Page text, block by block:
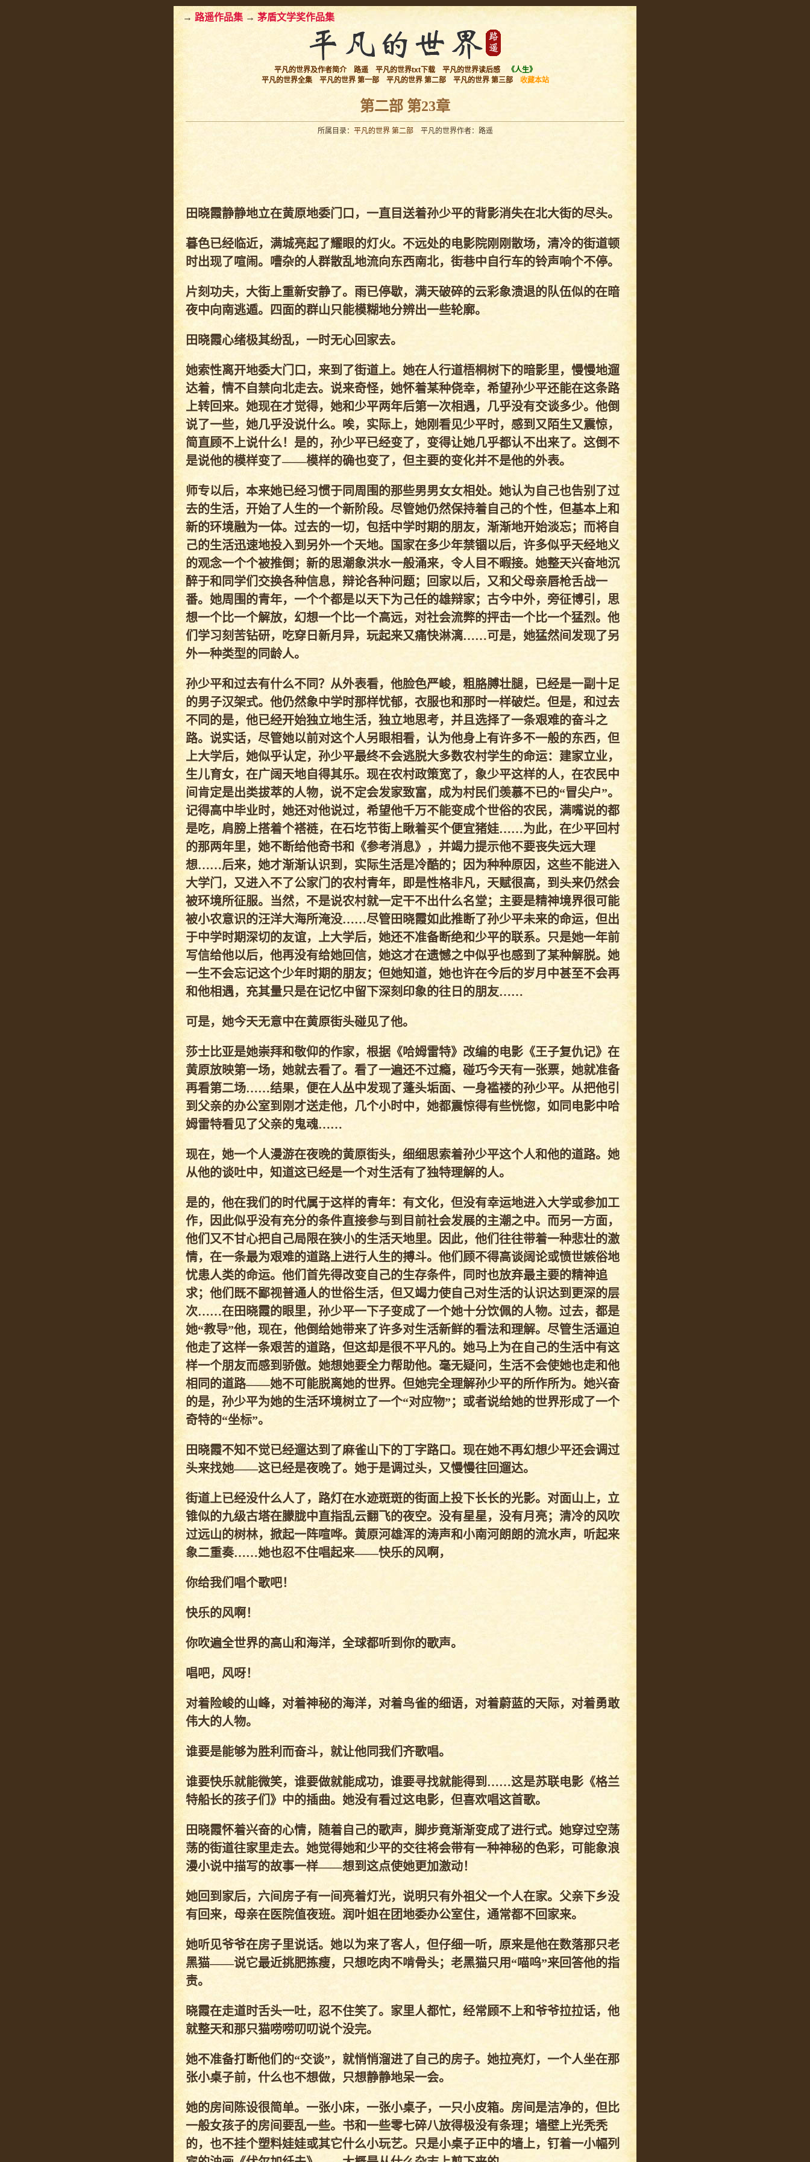
→ 路遥作品集 →茅盾文学奖作品集
平凡的世界及作者简介 路遥 平凡的世界txt下载 平凡的世界读后感
《人生》
平凡的世界全集
平凡的世界 第一部 平凡的世界 第二部 平凡的世界 第三部 收藏本站
第二部 第23章
所属目录： 平凡的世界 第二部平凡的世界作者：路遥
田晓霞静静地立在黄原地委门口，一直目送着孙少平的背影消失在北大街的尽头。
暮色已经临近，满城亮起了耀眼的灯火。不远处的电影院刚刚散场，清冷的街道顿
时出现了喧闹。嘈杂的人群散乱地流向东西南北，街巷中自行车的铃声响个不停。
片刻功夫，大街上重新安静了。雨已停歇，满天破碎的云彩象溃退的队伍似的在暗
夜中向南逃遁。四面的群山只能模糊地分辨出一些轮廓。
田晓霞心绪极其纷乱，一时无心回家去。
她索性离开地委大门口，来到了街道上。她在人行道梧桐树下的暗影里，慢慢地遛
达着，情不自禁向北走去。说来奇怪，她怀着某种侥幸，希望孙少平还能在这条路
上转回来。她现在才觉得，她和少平两年后第一次相遇，几乎没有交谈多少。他倒
说了一些，她几乎没说什么。唉，实际上，她刚看见少平时，感到又陌生又震惊，
简直顾不上说什么！是的，孙少平已经变了，变得让她几乎都认不出来了。这倒不
是说他的模样变了——模样的确也变了，但主要的变化并不是他的外表。
师专以后，本来她已经习惯于同周围的那些男男女女相处。她认为自己也告别了过
去的生活，开始了人生的一个新阶段。尽管她仍然保持着自己的个性，但基本上和
新的环境融为一体。过去的一切，包括中学时期的朋友，渐渐地开始淡忘；而将自
己的生活迅速地投入到另外一个天地。国家在多少年禁锢以后，许多似乎天经地义
的观念一个个被推倒；新的思潮象洪水一般涌来，令人目不暇接。她整天兴奋地沉
醉于和同学们交换各种信息，辩论各种问题；回家以后，又和父母亲唇枪舌战一
番。她周围的青年，一个个都是以天下为己任的雄辩家；古今中外，旁征博引，思
想一个比一个解放，幻想一个比一个高远，对社会流弊的抨击一个比一个猛烈。他
们学习刻苦钻研，吃穿日新月异，玩起来又痛快淋漓……可是，她猛然间发现了另
外一种类型的同龄人。
孙少平和过去有什么不同？从外表看，他脸色严峻，粗胳膊壮腿，已经是一副十足
的男子汉架式。他仍然象中学时那样忧郁，衣服也和那时一样破烂。但是，和过去
不同的是，他已经开始独立地生活，独立地思考，并且选择了一条艰难的奋斗之
路。说实话，尽管她以前对这个人另眼相看，认为他身上有许多不一般的东西，但
上大学后，她似乎认定，孙少平最终不会逃脱大多数农村学生的命运：建家立业，
生儿育女，在广阔天地自得其乐。现在农村政策宽了，象少平这样的人，在农民中
间肯定是出类拔萃的人物，说不定会发家致富，成为村民们羡慕不已的“冒尖户”。
记得高中毕业时，她还对他说过，希望他千万不能变成个世俗的农民，满嘴说的都
是吃，肩膀上搭着个褡裢，在石圪节街上瞅着买个便宜猪娃……为此，在少平回村
的那两年里，她不断给他奇书和《参考消息》，并竭力提示他不要丧失远大理
想……后来，她才渐渐认识到，实际生活是冷酷的；因为种种原因，这些不能进入
大学门，又进入不了公家门的农村青年，即是性格非凡，天赋很高，到头来仍然会
被环境所征服。当然，不是说农村就一定干不出什么名堂；主要是精神境界很可能
被小农意识的汪洋大海所淹没……尽管田晓霞如此推断了孙少平未来的命运，但出
于中学时期深切的友谊，上大学后，她还不准备断绝和少平的联系。只是她一年前
写信给他以后，他再没有给她回信，她这才在遗憾之中似乎也感到了某种解脱。她
一生不会忘记这个少年时期的朋友；但她知道，她也许在今后的岁月中甚至不会再
和他相遇，充其量只是在记忆中留下深刻印象的往日的朋友……
可是，她今天无意中在黄原街头碰见了他。
莎士比亚是她崇拜和敬仰的作家，根据《哈姆雷特》改编的电影《王子复仇记》在
黄原放映第一场，她就去看了。看了一遍还不过瘾，碰巧今天有一张票，她就准备
再看第二场……结果，便在人丛中发现了蓬头垢面、一身褴褛的孙少平。从把他引
到父亲的办公室到刚才送走他，几个小时中，她都震惊得有些恍惚，如同电影中哈
姆雷特看见了父亲的鬼魂……
现在，她一个人漫游在夜晚的黄原街头，细细思索着孙少平这个人和他的道路。她
从他的谈吐中，知道这已经是一个对生活有了独特理解的人。
是的，他在我们的时代属于这样的青年：有文化，但没有幸运地进入大学或参加工
作，因此似乎没有充分的条件直接参与到目前社会发展的主潮之中。而另一方面，
他们又不甘心把自己局限在狭小的生活天地里。因此，他们往往带着一种悲壮的激
情，在一条最为艰难的道路上进行人生的搏斗。他们顾不得高谈阔论或愤世嫉俗地
忧患人类的命运。他们首先得改变自己的生存条件，同时也放弃最主要的精神追
求；他们既不鄙视普通人的世俗生活，但又竭力使自己对生活的认识达到更深的层
次……在田晓霞的眼里，孙少平一下子变成了一个她十分饮佩的人物。过去，都是
她“教导”他，现在，他倒给她带来了许多对生活新鲜的看法和理解。尽管生活逼迫
他走了这样一条艰苦的道路，但这却是很不平凡的。她马上为在自己的生活中有这
样一个朋友而感到骄傲。她想她要全力帮助他。毫无疑问，生活不会使她也走和他
相同的道路——她不可能脱离她的世界。但她完全理解孙少平的所作所为。她兴奋
的是，孙少平为她的生活环境树立了一个“对应物”；或者说给她的世界形成了一个
奇特的“坐标”。
田晓霞不知不觉已经遛达到了麻雀山下的丁字路口。现在她不再幻想少平还会调过
头来找她——这已经是夜晚了。她于是调过头，又慢慢往回遛达。
街道上已经没什么人了，路灯在水迹斑斑的街面上投下长长的光影。对面山上，立
锥似的九级古塔在朦胧中直指乱云翻飞的夜空。没有星星，没有月亮；清冷的风吹
过远山的树林，掀起一阵喧哗。黄原河雄浑的涛声和小南河朗朗的流水声，听起来
象二重奏……她也忍不住唱起来——快乐的风啊，
你给我们唱个歌吧！
快乐的风啊！
你吹遍全世界的高山和海洋，全球都听到你的歌声。
唱吧，风呀！
对着险峻的山峰，对着神秘的海洋，对着鸟雀的细语，对着蔚蓝的天际，对着勇敢
伟大的人物。
谁要是能够为胜利而奋斗，就让他同我们齐歌唱。
谁要快乐就能微笑，谁要做就能成功，谁要寻找就能得到……这是苏联电影《格兰
特船长的孩子们》中的插曲。她没有看过这电影，但喜欢唱这首歌。
田晓霞怀着兴奋的心情，随着自己的歌声，脚步竟渐渐变成了进行式。她穿过空荡
荡的街道往家里走去。她觉得她和少平的交往将会带有一种神秘的色彩，可能象浪
漫小说中描写的故事一样——想到这点使她更加激动！
她回到家后，六间房子有一间亮着灯光，说明只有外祖父一个人在家。父亲下乡没
有回来，母亲在医院值夜班。润叶姐在团地委办公室住，通常都不回家来。
她听见爷爷在房子里说话。她以为来了客人，但仔细一听，原来是他在数落那只老
黑猫——说它最近挑肥拣瘦，只想吃肉不啃骨头；老黑猫只用“喵呜”来回答他的指
责。
晓霞在走道时舌头一吐，忍不住笑了。家里人都忙，经常顾不上和爷爷拉拉话，他
就整天和那只猫唠唠叨叨说个没完。
她不准备打断他们的“交谈”，就悄悄溜进了自己的房子。她拉亮灯，一个人坐在那
张小桌子前，什么也不想做，只想静静地呆一会。
她的房间陈设很简单。一张小床，一张小桌子，一只小皮箱。房间是洁净的，但比
一般女孩子的房间要乱一些。书和一些零七碎八放得极没有条理；墙壁上光秃秃
的，也不挂个塑料娃娃或其它什么小玩艺。只是小桌子正中的墙上，钉着一小幅列